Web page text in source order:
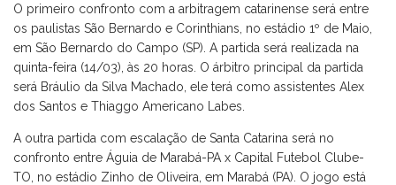
O primeiro confronto com a arbitragem catarinense será entre
os paulistas São Bernardo e Corinthians, no estádio 1º de Maio,
em São Bernardo do Campo (SP). A partida será realizada na
quinta-feira (14/03), às 20 horas. O árbitro principal da partida
será Bráulio da Silva Machado, ele terá como assistentes Alex
dos Santos e Thiaggo Americano Labes.
A outra partida com escalação de Santa Catarina será no
confronto entre Águia de Marabá-PA x Capital Futebol Clube-
TO, no estádio Zinho de Oliveira, em Marabá (PA). O jogo está